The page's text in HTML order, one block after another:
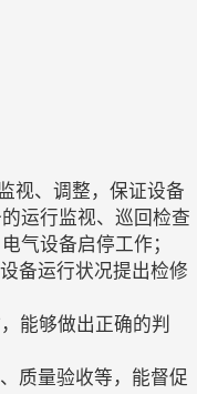
视、调整，保证设备
运行监视、巡回检查
气设备启停工作；
备运行状况提出检修
能够做出正确的判
质量验收等，能督促